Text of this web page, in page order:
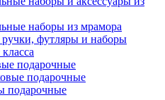
наборы из мрамора
футляры и наборы
подарочные
подарочные
подарочные